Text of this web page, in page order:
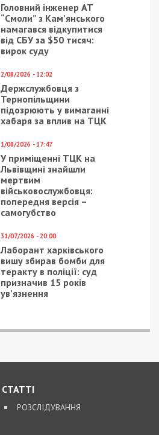
Головний інженер АТ
“Смоли” з Кам’янського
намагався відкупитися
від СБУ за $50 тисяч:
вирок суду
2/08/2026 - 12:02
Держслужбовця з
Тернопільщини
підозрюють у вимаганні
хабаря за вплив на ТЦК
1/08/2026 - 17:47
У приміщенні ТЦК на
Львівщині знайшли
мертвим
військовослужбовця:
попередня версія –
самогубство
31/07/2026 - 20:00
Лаборант харківського
вишу збирав бомби для
теракту в поліції: суд
призначив 15 років
ув’язнення
СТАТТІ
РОЗСЛІДУВАННЯ